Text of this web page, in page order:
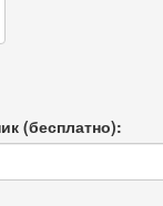
(бесплатно):